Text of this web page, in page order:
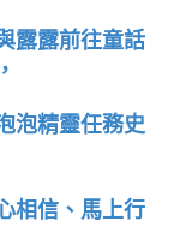
露露前往童話
泡精靈任務史
相信、馬上行